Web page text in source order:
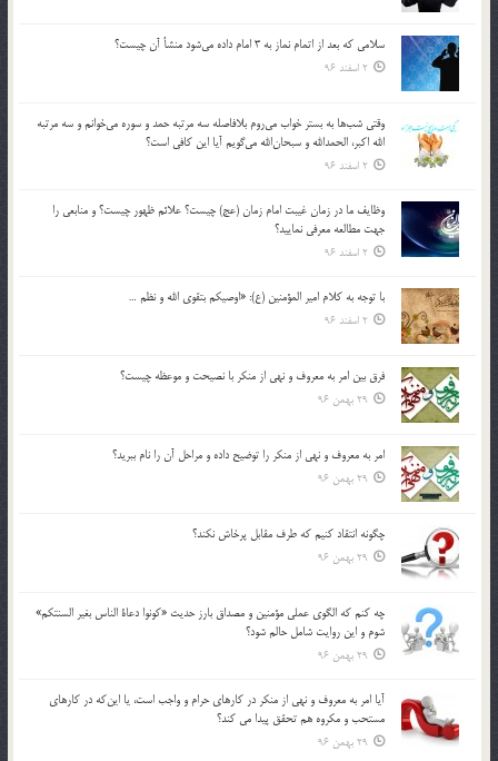
سلامي كه بعد از اتمام نماز به 3 امام داده مي‌شود منشأ آن چيست؟
2 اسفند 96
وقتي شب‌ها به بستر خواب مي‌روم بلافاصله سه مرتبه حمد و سوره مي‌خوانم و سه مرتبه
الله اكبر، الحمدالله و سبحان‌الله مي‌گويم آيا اين كافي است؟
2 اسفند 96
وظايف ما در زمان غيبت امام زمان (عج) چيست؟ علائم ظهور چيست؟ و منابعي را
جهت مطالعه معرفي نماييد؟
2 اسفند 96
با توجه به كلام امير المؤمنين (ع): «اوصيكم بتقوي الله و نظم …
2 اسفند 96
فرق بين امر به معروف و نهي از منكر با نصيحت و موعظه چيست؟
29 بهمن 96
امر به معروف و نهي از منكر را توضيح داده و مراحل آن را نام ببريد؟
29 بهمن 96
چگونه انتقاد كنيم كه طرف مقابل پرخاش نكند؟
29 بهمن 96
چه كنم كه الگوي عملي مؤمنين و مصداق بارز حديث «كونوا دعاة الناس بغير السنتكم»
شوم و اين روايت شامل حالم شود؟
29 بهمن 96
آيا امر به معروف و نهي از منكر در كارهاي حرام و واجب است، يا اين‌كه در كارهاي
مستحب و مكروه هم تحقق پيدا مي كند؟
29 بهمن 96